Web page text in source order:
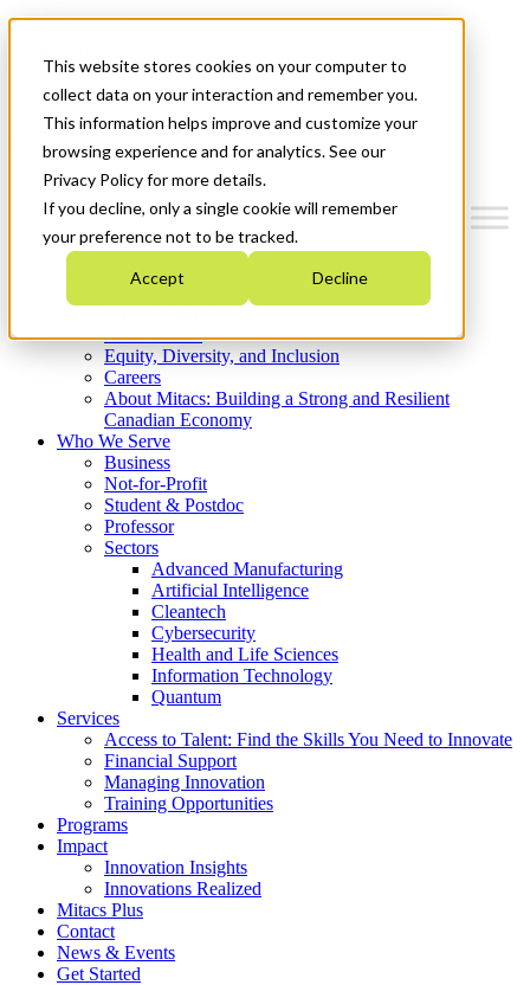
This website stores cookies on your computer to
collect data on your interaction and remember you.
This information helps improve and customize your
browsing experience and for analytics. See our
Privacy Policy for more details.
If you decline, only a single cookie will remember
your preference not to be tracked.
Accept Decline
News & Events
Get Started
Menu
Who We Are
Strategic Plan 2026-2030
What We Do
Equity, Diversity, and Inclusion
Careers
About Mitacs: Building a Strong and Resilient
Canadian Economy
Who We Serve
Business
Not-for-Profit
Student & Postdoc
Professor
Sectors
Advanced Manufacturing
Artificial Intelligence
Cleantech
Cybersecurity
Health and Life Sciences
Information Technology
Quantum
Services
Access to Talent: Find the Skills You Need to Innovate
Financial Support
Managing Innovation
Training Opportunities
Programs
Impact
Innovation Insights
Innovations Realized
Mitacs Plus
Contact
News & Events
Get Started